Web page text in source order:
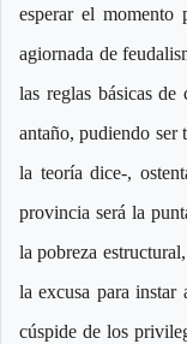
esperar el momento
agiornada de
las reglas básicas
antaño, pudiendo ser
la teoría dice-,
provincia será la
la pobreza
la excusa para instar
cúspide de los